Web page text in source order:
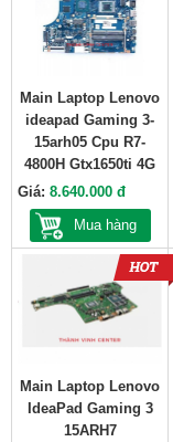
Main Laptop Lenovo
ideapad Gaming 3-
15arh05 Cpu R7-
4800H Gtx1650ti 4G
Giá: 8.640.000 đ
Mua hàng
Main Laptop Lenovo
IdeaPad Gaming 3
15ARH7